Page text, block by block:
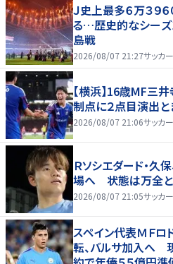
Ｊ史上最多６万３９
る…歴史的なシーズ
島戦
2026/08/07 21:27サッカー
【横浜】16歳MF三
制点に２点目演出
2026/08/07 21:06サッカー
Ｒソシエダード・久
場へ 状態は万全と
2026/08/07 21:05サッカー
スペイン代表ＭＦロ
転、バルサ加入へ